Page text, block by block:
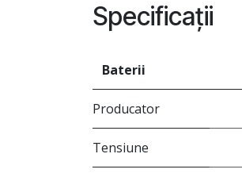
Specificații
Baterii
Producator
Tensiune